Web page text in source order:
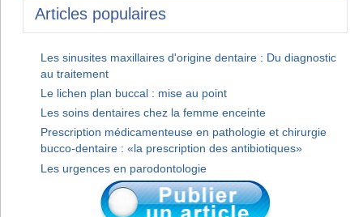
Articles populaires
Les sinusites maxillaires d'origine dentaire : Du diagnostic
au traitement
Le lichen plan buccal : mise au point
Les soins dentaires chez la femme enceinte
Prescription médicamenteuse en pathologie et chirurgie
bucco-dentaire : «la prescription des antibiotiques»
Les urgences en parodontologie